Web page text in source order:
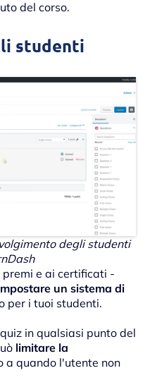
del corso.
studenti
degli studenti
premi e ai certificati -
un sistema di
per i tuoi studenti.
in qualsiasi punto del
limitare la
a quando l'utente non